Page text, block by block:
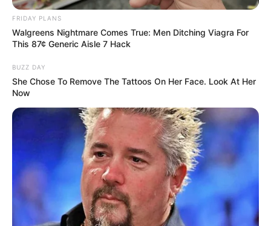
FRIDAY PLANS
Walgreens Nightmare Comes True: Men Ditching Viagra For
This 87¢ Generic Aisle 7 Hack
BUZZ DAY
She Chose To Remove The Tattoos On Her Face. Look At Her
Now